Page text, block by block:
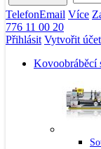
TelefonEmail Více
776 11 00 20
Přihlásit Vytvořit účet
Kovoobráběcí